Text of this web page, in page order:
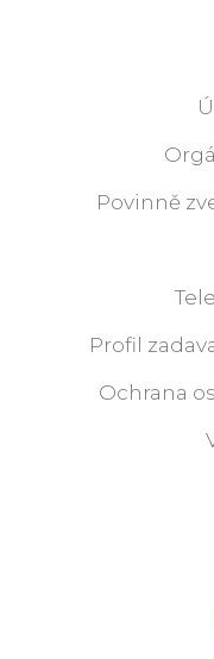
Povinně
Profil
Ochrana